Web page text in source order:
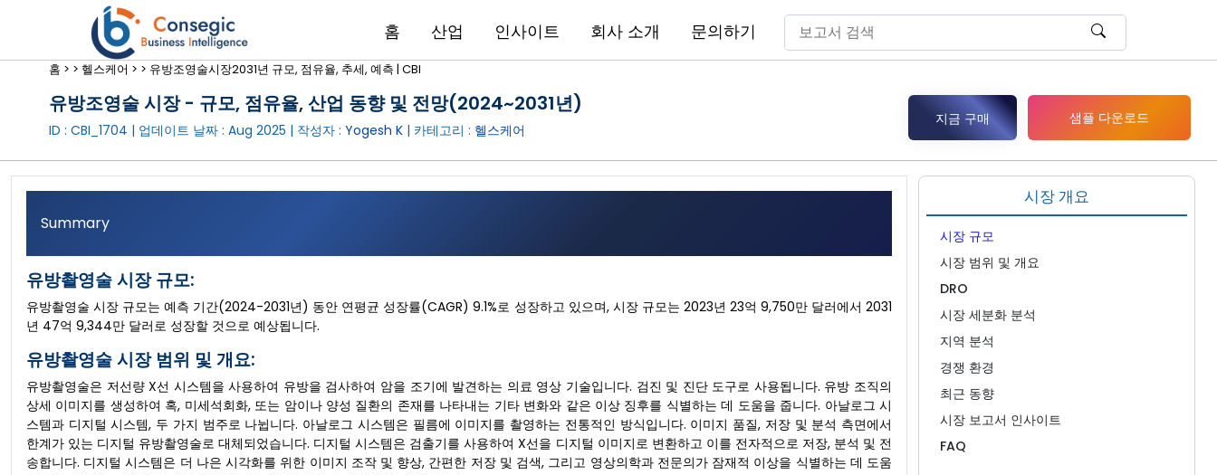
홈 산업 인사이트 회사 소개 문의하기
홈 > > 헬스케어 > > 유방조영술시장2031년 규모, 점유율, 추세, 예측 | CBI
유방조영술 시장 - 규모, 점유율, 산업 동향 및 전망(2024~2031년)
ID : CBI_1704 | 업데이트 날짜 : Aug 2025 | 작성자 : Yogesh K| 카테고리 : 헬스케어
지금 구매 샘플 다운로드
Summary
유방촬영술 시장 규모:
유방촬영술 시장 규모는 예측 기간(2024-2031년) 동안 연평균 성장률(CAGR) 9.1%로 성장하고 있으며, 시장 규모는 2023년 23억 9,750만 달러에서 2031
년 47억 9,344만 달러로 성장할 것으로 예상됩니다.
유방촬영술 시장 범위 및 개요:
유방촬영술은 저선량 X선 시스템을 사용하여 유방을 검사하여 암을 조기에 발견하는 의료 영상 기술입니다. 검진 및 진단 도구로 사용됩니다. 유방 조직의
상세 이미지를 생성하여 혹, 미세석회화, 또는 암이나 양성 질환의 존재를 나타내는 기타 변화와 같은 이상 징후를 식별하는 데 도움을 줍니다. 아날로그 시
스템과 디지털 시스템, 두 가지 범주로 나뉩니다. 아날로그 시스템은 필름에 이미지를 촬영하는 전통적인 방식입니다. 이미지 품질, 저장 및 분석 측면에서
한계가 있는 디지털 유방촬영술로 대체되었습니다. 디지털 시스템은 검출기를 사용하여 X선을 디지털 이미지로 변환하고 이를 전자적으로 저장, 분석 및 전
송합니다. 디지털 시스템은 더 나은 시각화를 위한 이미지 조작 및 향상, 간편한 저장 및 검색, 그리고 영상의학과 전문의가 잠재적 이상을 식별하는 데 도움
시장 개요
시장 규모
시장 범위 및 개요
DRO
시장 세분화 분석
지역 분석
경쟁 환경
최근 동향
시장 보고서 인사이트
FAQ